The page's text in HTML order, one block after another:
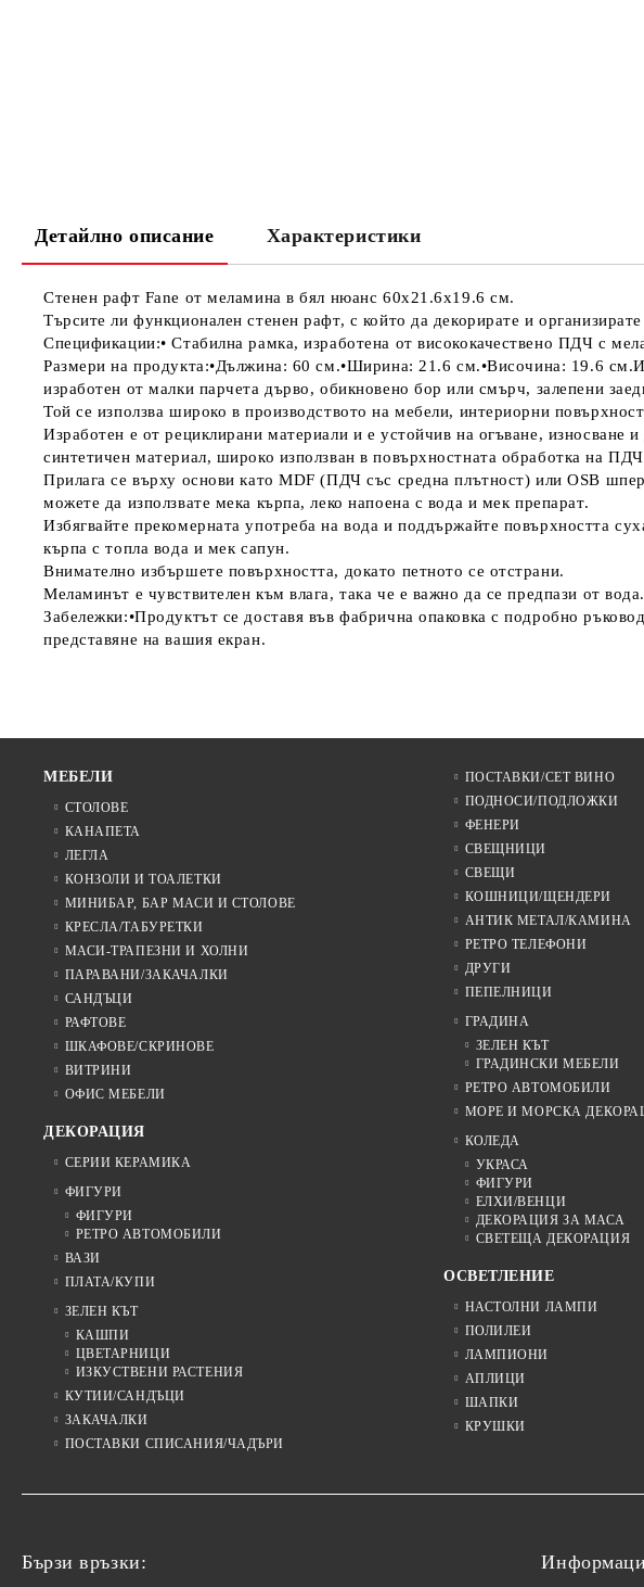
Детайлно описание Характеристики
Стенен рафт Fane от меламина в бял нюанс 60x21.6x19.6 см.
Търсите ли функционален стенен рафт, с който да декорирате и
Спецификации:• Стабилна рамка, изработена от висококачествено ПДЧ с
Размери на продукта:•Дължина: 60 ​​см.•Ширина: 21.6 см.•Височина: 19.6
изработен от малки парчета дърво, обикновено бор или смърч, залепени
Той се използва широко в производството на мебели, интериорни
Изработен е от рециклирани материали и е устойчив на огъване,
синтетичен материал, широко използван в повърхностната обработка на
Прилага се върху основи като MDF (ПДЧ със средна плътност) или OSB
можете да използвате мека кърпа, леко напоена с вода и мек препарат.
Избягвайте прекомерната употреба на вода и поддържайте повърхността
кърпа с топла вода и мек сапун.
Внимателно избършете повърхността, докато петното се отстрани.
Меламинът е чувствителен към влага, така че е важно да се предпази от вода.
Забележки:•Продуктът се доставя във фабрична опаковка с подробно
представяне на вашия екран.
МЕБЕЛИ
СТОЛОВЕ
КАНАПЕТА
ЛЕГЛА
КОНЗОЛИ И ТОАЛЕТКИ
МИНИБАР, БАР МАСИ И СТОЛОВЕ
КРЕСЛА/ТАБУРЕТКИ
МАСИ-ТРАПЕЗНИ И ХОЛНИ
ПАРАВАНИ/ЗАКАЧАЛКИ
САНДЪЦИ
РАФТОВЕ
ШКАФОВЕ/СКРИНОВЕ
ВИТРИНИ
ОФИС МЕБЕЛИ
ДЕКОРАЦИЯ
СЕРИИ КЕРАМИКА
ФИГУРИ
ФИГУРИ
РЕТРО АВТОМОБИЛИ
ВАЗИ
ПЛАТА/КУПИ
ЗЕЛЕН КЪТ
КАШПИ
ЦВЕТАРНИЦИ
ИЗКУСТВЕНИ РАСТЕНИЯ
КУТИИ/САНДЪЦИ
ЗАКАЧАЛКИ
ПОСТАВКИ СПИСАНИЯ/ЧАДЪРИ
ПОСТАВКИ/СЕТ ВИНО
ПОДНОСИ/ПОДЛОЖКИ
ФЕНЕРИ
СВЕЩНИЦИ
СВЕЩИ
КОШНИЦИ/ЩЕНДЕРИ
АНТИК МЕТАЛ/КАМИНА
РЕТРО ТЕЛЕФОНИ
ДРУГИ
ПЕПЕЛНИЦИ
ГРАДИНА
ЗЕЛЕН КЪТ
ГРАДИНСКИ МЕБЕЛИ
РЕТРО АВТОМОБИЛИ
МОРЕ И МОРСКА
КОЛЕДА
УКРАСА
ФИГУРИ
ЕЛХИ/ВЕНЦИ
ДЕКОРАЦИЯ ЗА МАСА
СВЕТЕЩА ДЕКОРАЦИЯ
ОСВЕТЛЕНИЕ
НАСТОЛНИ ЛАМПИ
ПОЛИЛЕИ
ЛАМПИОНИ
АПЛИЦИ
ШАПКИ
КРУШКИ
Бързи връзки: